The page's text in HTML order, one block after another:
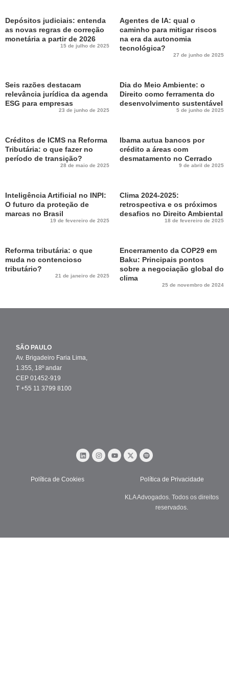
Depósitos judiciais: entenda
as novas regras de correção
monetária a partir de 2026
15 de julho de 2025
Agentes de IA: qual o
caminho para mitigar riscos
na era da autonomia
tecnológica?
27 de junho de 2025
Seis razões destacam
relevância jurídica da agenda
ESG para empresas
23 de junho de 2025
Dia do Meio Ambiente: o
Direito como ferramenta do
desenvolvimento sustentável
5 de junho de 2025
Créditos de ICMS na Reforma
Tributária: o que fazer no
período de transição?
28 de maio de 2025
Ibama autua bancos por
crédito a áreas com
desmatamento no Cerrado
9 de abril de 2025
Inteligência Artificial no INPI:
O futuro da proteção de
marcas no Brasil
19 de fevereiro de 2025
Clima 2024-2025:
retrospectiva e os próximos
desafios no Direito Ambiental
18 de fevereiro de 2025
Reforma tributária: o que
muda no contencioso
tributário?
21 de janeiro de 2025
Encerramento da COP29 em
Baku: Principais pontos
sobre a negociação global do
clima
25 de novembro de 2024
SÃO PAULO
Av. Brigadeiro Faria Lima,
1.355, 18º andar
CEP 01452-919
T +55 11 3799 8100
Política de Cookies Política de Privacidade
KLA Advogados. Todos os direitos
reservados.